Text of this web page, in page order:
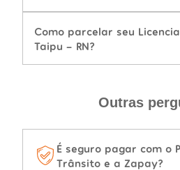
Como parcelar seu
Taipu - RN?
Outras
É seguro pagar com o
Trânsito e a Zapay?